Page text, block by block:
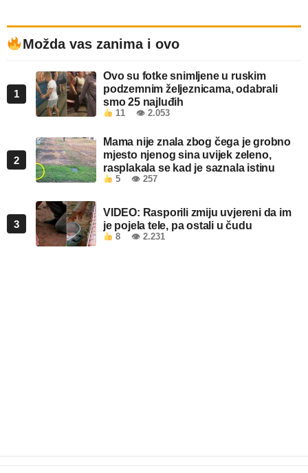
Možda vas zanima i ovo
1
Ovo su fotke snimljene u ruskim
podzemnim željeznicama, odabrali
smo 25 najluđih
11 👁 2.053
2
Mama nije znala zbog čega je grobno
mjesto njenog sina uvijek zeleno,
rasplakala se kad je saznala istinu
5 👁 257
3
VIDEO: Rasporili zmiju uvjereni da im
je pojela tele, pa ostali u čudu
8 👁 2.231